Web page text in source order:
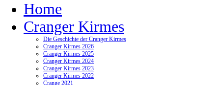
Home
Cranger Kirmes
Die Geschichte der Cranger Kirmes
Cranger Kirmes 2026
Cranger Kirmes 2025
Cranger Kirmes 2024
Cranger Kirmes 2023
Cranger Kirmes 2022
Crange 2021